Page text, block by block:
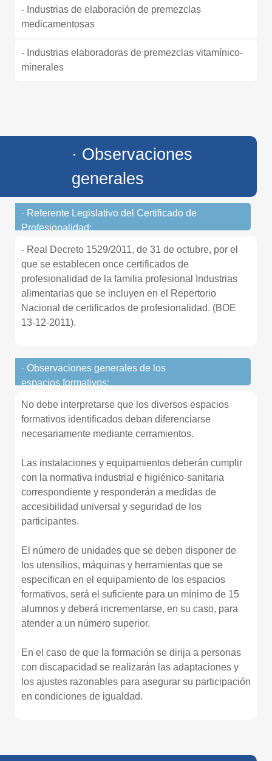
- Industrias de elaboración de premezclas
medicamentosas
- Industrias elaboradoras de premezclas vitamínico-
minerales
· Observaciones
generales
· Referente Legislativo del Certificado de
Profesionalidad:
- Real Decreto 1529/2011, de 31 de octubre, por el
que se establecen once certificados de
profesionalidad de la familia profesional Industrias
alimentarias que se incluyen en el Repertorio
Nacional de certificados de profesionalidad. (BOE
13-12-2011).
· Observaciones generales de los
espacios formativos:
No debe interpretarse que los diversos espacios
formativos identificados deban diferenciarse
necesariamente mediante cerramientos.
Las instalaciones y equipamientos deberán cumplir
con la normativa industrial e higiénico-sanitaria
correspondiente y responderán a medidas de
accesibilidad universal y seguridad de los
participantes.
El número de unidades que se deben disponer de
los utensilios, máquinas y herramientas que se
especifican en el equipamiento de los espacios
formativos, será el suficiente para un mínimo de 15
alumnos y deberá incrementarse, en su caso, para
atender a un número superior.
En el caso de que la formación se dirija a personas
con discapacidad se realizarán las adaptaciones y
los ajustes razonables para asegurar su participación
en condiciones de igualdad.